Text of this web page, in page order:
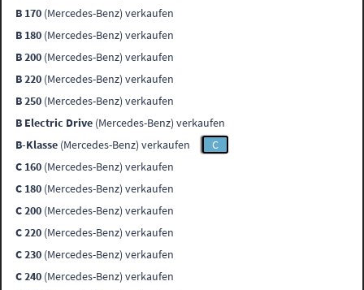
B 170 (Mercedes-Benz) verkaufen
B 180 (Mercedes-Benz) verkaufen
B 200 (Mercedes-Benz) verkaufen
B 220 (Mercedes-Benz) verkaufen
B 250 (Mercedes-Benz) verkaufen
B Electric Drive (Mercedes-Benz) verkaufen
B-Klasse (Mercedes-Benz) verkaufen
C
C 160 (Mercedes-Benz) verkaufen
C 180 (Mercedes-Benz) verkaufen
C 200 (Mercedes-Benz) verkaufen
C 220 (Mercedes-Benz) verkaufen
C 230 (Mercedes-Benz) verkaufen
C 240 (Mercedes-Benz) verkaufen